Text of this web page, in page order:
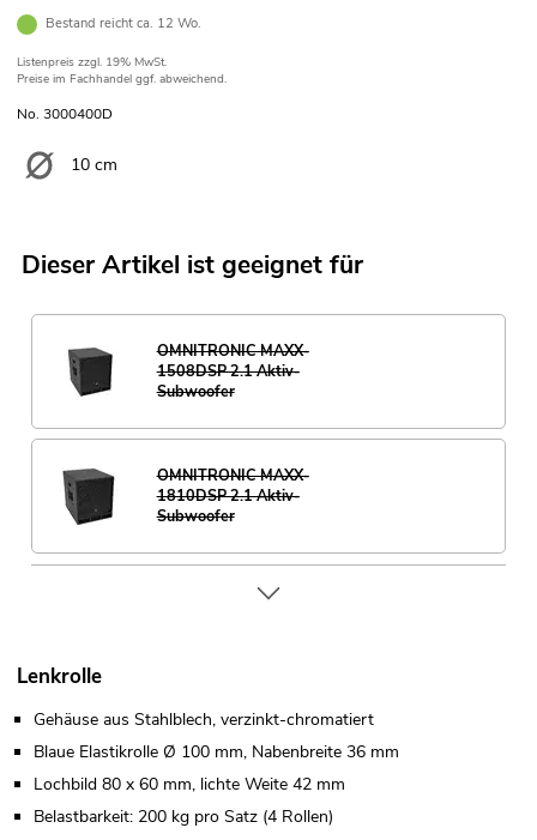
Bestand reicht ca. 12 Wo.
Listenpreis zzgl. 19% MwSt.
Preise im Fachhandel ggf. abweichend.
No. 3000400D
10 cm
Dieser Artikel ist geeignet für
OMNITRONIC MAXX-
1508DSP 2.1 Aktiv-
Subwoofer
OMNITRONIC MAXX-
1810DSP 2.1 Aktiv-
Subwoofer
Lenkrolle
Gehäuse aus Stahlblech, verzinkt-chromatiert
Blaue Elastikrolle Ø 100 mm, Nabenbreite 36 mm
Lochbild 80 x 60 mm, lichte Weite 42 mm
Belastbarkeit: 200 kg pro Satz (4 Rollen)